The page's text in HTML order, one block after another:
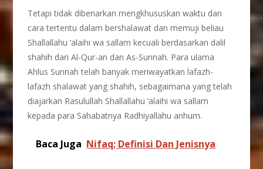
Tetapi tidak dibenarkan mengkhususkan waktu dan
cara tertentu dalam bershalawat dan memuji beliau
Shallallahu ‘alaihi wa sallam kecuali berdasarkan dalil
shahih dari Al-Qur-an dan As-Sunnah. Para ulama
Ahlus Sunnah telah banyak meriwayatkan lafazh-
lafazh shalawat yang shahih, sebagaimana yang telah
diajarkan Rasulullah Shallallahu ‘alaihi wa sallam
kepada para Sahabatnya Radhiyallahu anhum.
Baca Juga Nifaq; Definisi Dan Jenisnya